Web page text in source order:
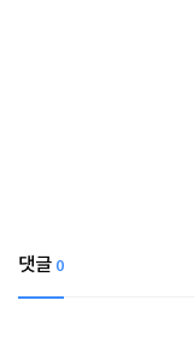
댓글 0